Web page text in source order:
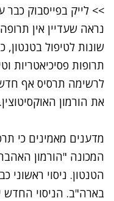
>> לייק בפייסבוק
נראה שעדיין אין
שונות לטיפול בטנטון,
תרופות פסיכיאטריות
לרשימה תרסיס אף
את הורמון האוקסיטוצין.
מדענים מאמינים כי
המכונה "הורמון
הטנטון. ניסוי ראשוני
בארה"ב. הניסוי החדש